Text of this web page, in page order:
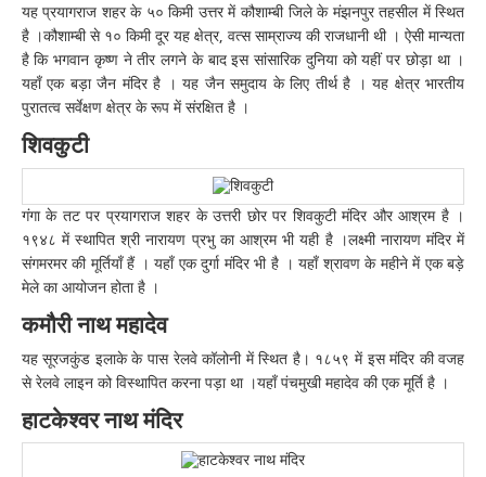
यह प्रयागराज शहर के ५० किमी उत्तर में कौशाम्बी जिले के मंझनपुर तहसील में स्थित
है ।कौशाम्बी से १० किमी दूर यह क्षेत्र, वत्स साम्राज्य की राजधानी थी । ऐसी मान्यता
है कि भगवान कृष्ण ने तीर लगने के बाद इस सांसारिक दुनिया को यहीं पर छोड़ा था ।
यहाँ एक बड़ा जैन मंदिर है । यह जैन समुदाय के लिए तीर्थ है । यह क्षेत्र भारतीय
पुरातत्व सर्वेक्षण क्षेत्र के रूप में संरक्षित है ।
शिवकुटी
गंगा के तट पर प्रयागराज शहर के उत्तरी छोर पर शिवकुटी मंदिर और आश्रम है ।
१९४८ में स्थापित श्री नारायण प्रभु का आश्रम भी यही है ।लक्ष्मी नारायण मंदिर में
संगमरमर की मूर्तियाँ हैं । यहाँ एक दुर्गा मंदिर भी है । यहाँ श्रावण के महीने में एक बड़े
मेले का आयोजन होता है ।
कमौरी नाथ महादेव
यह सूरजकुंड इलाके के पास रेलवे कॉलोनी में स्थित है। १८५९ में इस मंदिर की वजह
से रेलवे लाइन को विस्थापित करना पड़ा था ।यहाँ पंचमुखी महादेव की एक मूर्ति है ।
हाटकेश्वर नाथ मंदिर